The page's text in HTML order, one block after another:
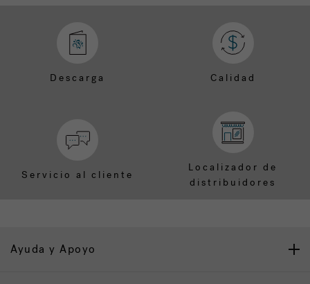
Descarga Calidad
Servicio al cliente
Localizador de
distribuidores
Ayuda y Apoyo